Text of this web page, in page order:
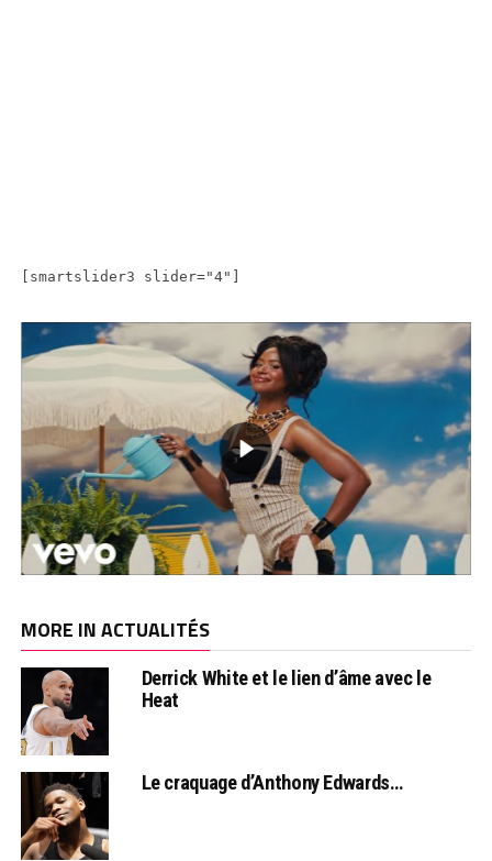
[smartslider3 slider="4"]
MORE IN ACTUALITÉS
Derrick White et le lien d’âme avec le
Heat
Le craquage d’Anthony Edwards…